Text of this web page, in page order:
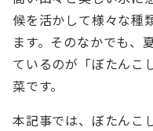
候を活かして様々な種
ます。そのなかでも、
ているのが「ぼたんこ
菜です。
本記事では、ぼたんこ